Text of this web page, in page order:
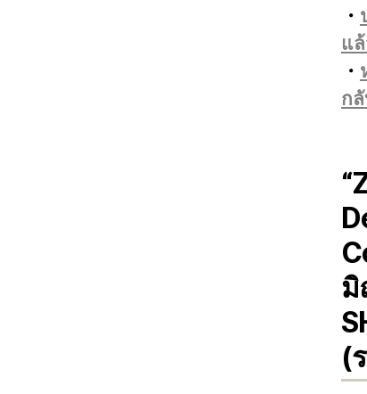
・
แ
・
ก
มิ
(